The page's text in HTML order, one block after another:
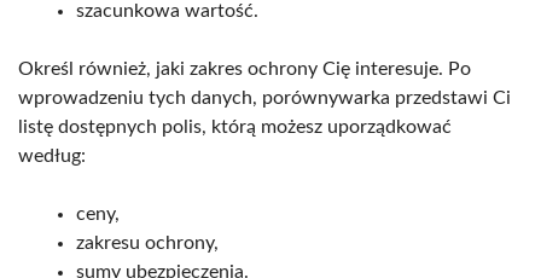
szacunkowa wartość.
Określ również, jaki zakres ochrony Cię interesuje. Po
wprowadzeniu tych danych, porównywarka przedstawi Ci
listę dostępnych polis, którą możesz uporządkować
według:
ceny,
zakresu ochrony,
sumy ubezpieczenia.